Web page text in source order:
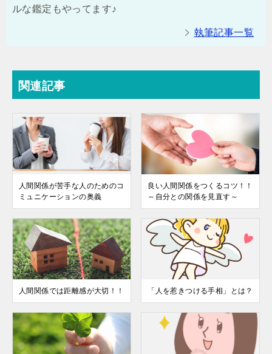
ルな鑑定もやってます♪
執筆記事一覧
関連記事
人間関係が苦手な人のためのコ
ミュニケーションの奥義
良い人間関係をつくるコツ！！
～自分との関係を見直す～
人間関係では距離感が大切！！ 「人を惹きつける手相」とは？